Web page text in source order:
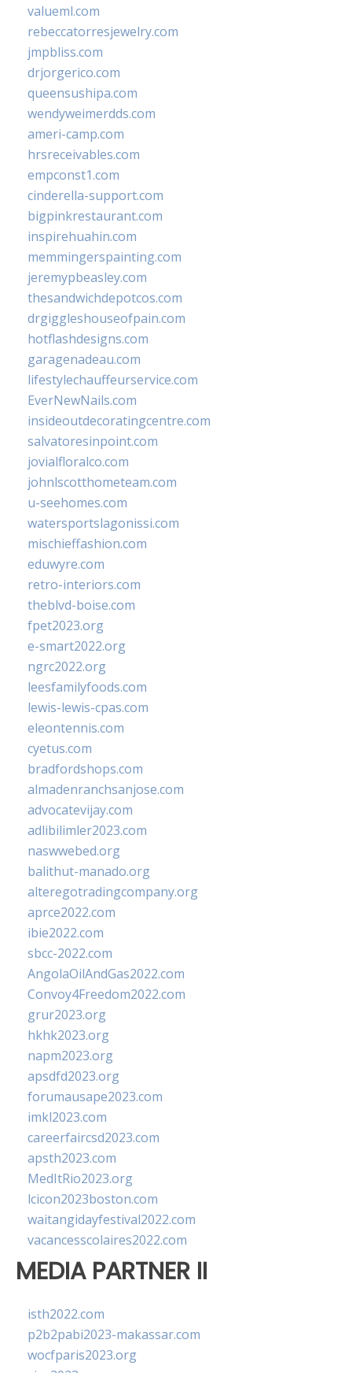
valueml.com
rebeccatorresjewelry.com
jmpbliss.com
drjorgerico.com
queensushipa.com
wendyweimerdds.com
ameri-camp.com
hrsreceivables.com
empconst1.com
cinderella-support.com
bigpinkrestaurant.com
inspirehuahin.com
memmingerspainting.com
jeremypbeasley.com
thesandwichdepotcos.com
drgiggleshouseofpain.com
hotflashdesigns.com
garagenadeau.com
lifestylechauffeurservice.com
EverNewNails.com
insideoutdecoratingcentre.com
salvatoresinpoint.com
jovialfloralco.com
johnlscotthometeam.com
u-seehomes.com
watersportslagonissi.com
mischieffashion.com
eduwyre.com
retro-interiors.com
theblvd-boise.com
fpet2023.org
e-smart2022.org
ngrc2022.org
leesfamilyfoods.com
lewis-lewis-cpas.com
eleontennis.com
cyetus.com
bradfordshops.com
almadenranchsanjose.com
advocatevijay.com
adlibilimler2023.com
naswwebed.org
balithut-manado.org
alteregotradingcompany.org
aprce2022.com
ibie2022.com
sbcc-2022.com
AngolaOilAndGas2022.com
Convoy4Freedom2022.com
grur2023.org
hkhk2023.org
napm2023.org
apsdfd2023.org
forumausape2023.com
imkl2023.com
careerfaircsd2023.com
apsth2023.com
MedItRio2023.org
lcicon2023boston.com
waitangidayfestival2022.com
vacancesscolaires2022.com
MEDIA PARTNER II
isth2022.com
p2b2pabi2023-makassar.com
wocfparis2023.org